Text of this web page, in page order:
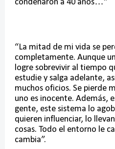
condenaron a 40 años…”
“La mitad de mi vida se
completamente. Aunque
logre sobrevivir al tiempo
estudie y salga adelante,
muchos oficios. Se pierde
uno es inocente. Además,
gente, este sistema lo
quieren influenciar, lo
cosas. Todo el entorno le
cambia”.